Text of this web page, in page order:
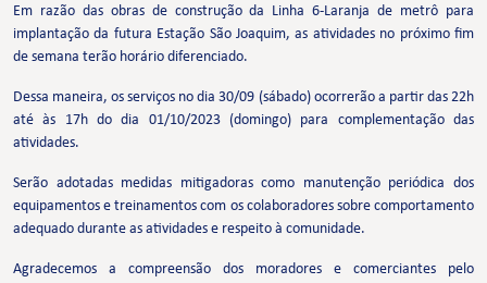
Em razão das obras de construção da Linha 6-Laranja de metrô para
implantação da futura Estação São Joaquim, as atividades no próximo fim
de semana terão horário diferenciado.
Dessa maneira, os serviços no dia 30/09 (sábado) ocorrerão a partir das 22h
até às 17h do dia 01/10/2023 (domingo) para complementação das
atividades.
Serão adotadas medidas mitigadoras como manutenção periódica dos
equipamentos e treinamentos com os colaboradores sobre comportamento
adequado durante as atividades e respeito à comunidade.
Agradecemos a compreensão dos moradores e comerciantes pelo